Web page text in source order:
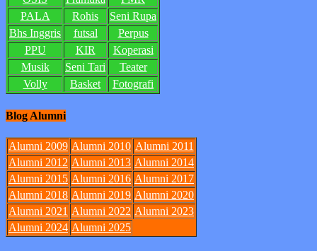
PALA
Rohis
Seni Rupa
Bhs Inggris
futsal
Perpus
PPU
KIR
Koperasi
Musik
Seni Tari
Teater
Volly
Basket Fotografi
Blog Alumni
Alumni 2009 Alumni 2010 Alumni 2011
Alumni 2012 Alumni 2013 Alumni 2014
Alumni 2015 Alumni 2016 Alumni 2017
Alumni 2018 Alumni 2019 Alumni 2020
Alumni 2021 Alumni 2022 Alumni 2023
Alumni 2024 Alumni 2025